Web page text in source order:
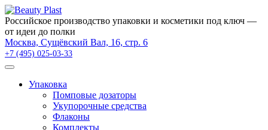
Российское производство упаковки и косметики под ключ —
от идеи до полки
Москва, Сущёвский Вал, 16, стр. 6
+7 (495) 025-03-33
Упаковка
Помповые дозаторы
Укупорочные средства
Флаконы
Комплекты
×